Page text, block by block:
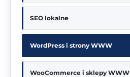
SEO lokalne
WordPress i strony WWW
WooCommerce i sklepy WWW